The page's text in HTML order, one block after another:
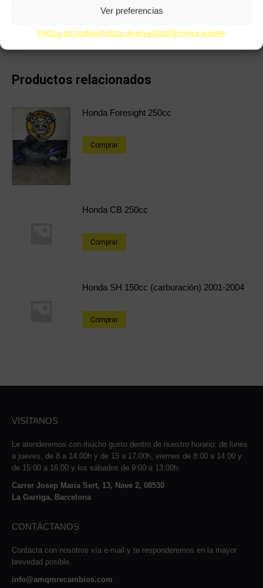
Ver preferencias
Política de CookiesPolítica de privacidadTérminos legales
on
on
on
Productos relacionados
Honda Foresight 250cc
Comprar
Honda CB 250cc
Comprar
Honda SH 150cc (carburación) 2001-2004
Comprar
VISÍTANOS
Le atenderemos con mucho gusto dentro de nuestro horario: de lunes
a jueves, de 8 a 14:00h y de 15 a 17:00h, viernes de 8:00 a 14:00 y
de 15:00 a 16:00 y los sábados de 9:00 a 13:00h.
Carrer Josep Maria Sert, 13, Nave 2, 08530
La Garriga, Barcelona
CONTÁCTANOS
Contacta con nosotros vía e-mail y te responderemos en la mayor
brevedad posible.
info@amqmrecambios.com